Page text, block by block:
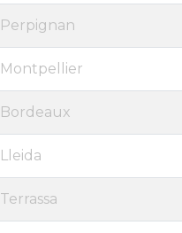
Perpignan
Montpellier
Bordeaux
Lleida
Terrassa